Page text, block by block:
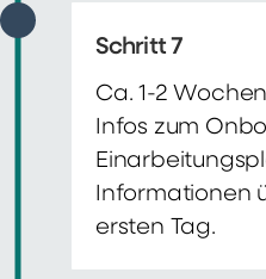
Schritt 7
Ca. 1-2
Infos zum
Informationen
ersten Tag.